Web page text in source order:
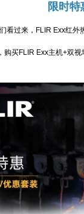
限时特
过来，FLIR Exx红外
FLIR Exx主机+双视